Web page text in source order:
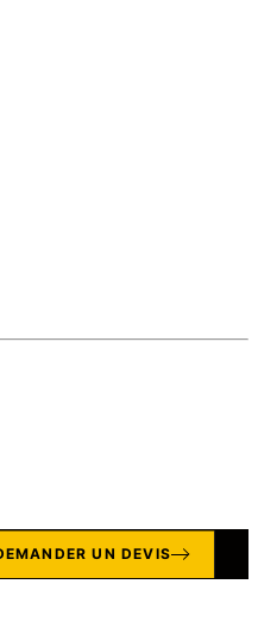
OFFERTE SUR LE GRAND
UN DEVIS